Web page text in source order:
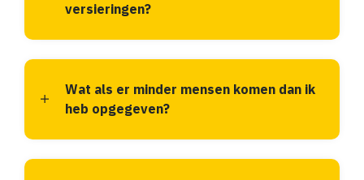
versieringen?
Wat als er minder mensen komen dan ik
heb opgegeven?